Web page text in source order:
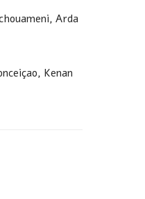
Arda
Kenan